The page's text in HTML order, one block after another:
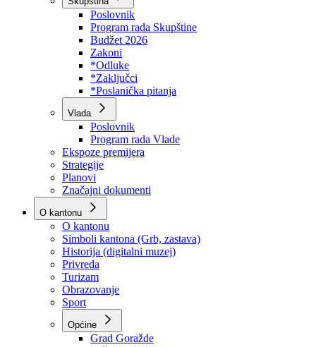
Dokumenti
Skupština
Poslovnik
Program rada Skupštine
Budžet 2026
Zakoni
*Odluke
*Zaključci
*Poslanička pitanja
Vlada
Poslovnik
Program rada Vlade
Ekspoze premijera
Strategije
Planovi
Značajni dokumenti
O kantonu
O kantonu
Simboli kantona (Grb, zastava)
Historija (digitalni muzej)
Privreda
Turizam
Obrazovanje
Sport